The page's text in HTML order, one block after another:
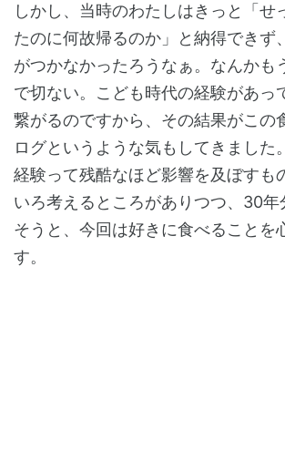
しかし、当時のわたしはきっと「せ
たのに何故帰るのか」と納得できず
がつかなかったろうなぁ。なんかも
で切ない。こども時代の経験があっ
繋がるのですから、その結果がこの
ログというような気もしてきました
経験って残酷なほど影響を及ぼすも
いろ考えるところがありつつ、30年
そうと、今回は好きに食べることを
す。